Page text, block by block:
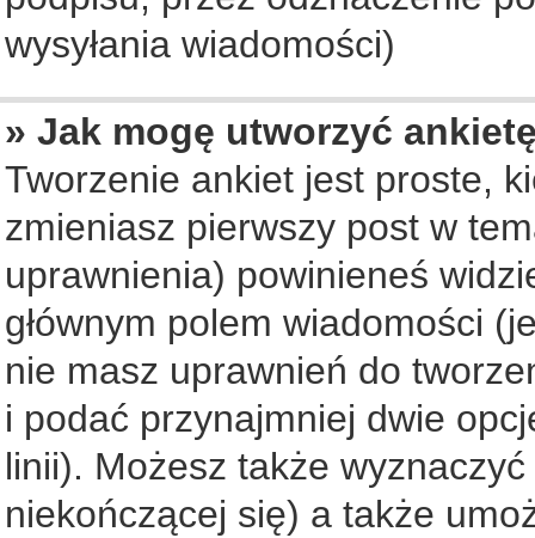
wysyłania wiadomości)
» Jak mogę utworzyć
Tworzenie ankiet jest proste,
zmieniasz pierwszy post w
uprawnienia) powinieneś
głównym polem wiadomości
nie masz uprawnień do
i podać przynajmniej dwie
linii). Możesz także
niekończącej się) a także